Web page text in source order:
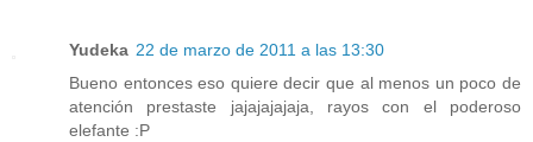
Yudeka 22 de marzo de 2011 a las 13:30
Bueno entonces eso quiere decir que al menos un poco de
atención prestaste jajajajajaja, rayos con el poderoso
elefante :P